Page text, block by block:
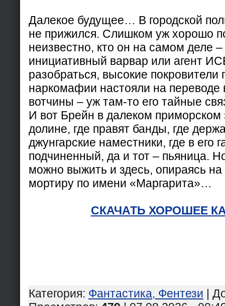
Далекое будущее… В городской
не прижился. Слишком уж хорошо
неизвестно, кто он на самом деле
инициативный варвар или агент
разобраться, высокие покровители
наркомафии настояли на переводе
вотчины – уж там-то его тайные
И вот Брейн в далеком приморском
долине, где правят банды, где
джунгарские наместники, где в его
подчиненный, да и тот – пьяница.
можно выжить и здесь, опираясь
мортиру по имени «Маргарита»…
СКАЧАТЬ ХОРОШЕЕ
Категория: Фантастика, Фентези |